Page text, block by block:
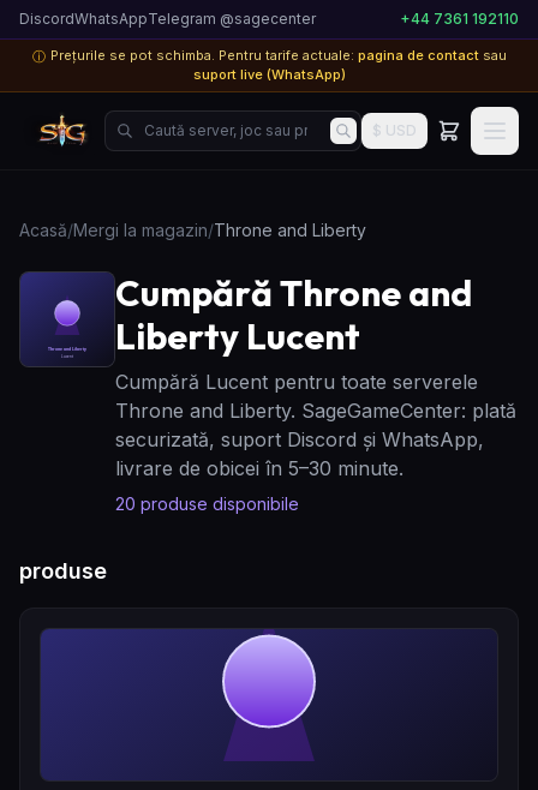
DiscordWhatsAppTelegram @sagecenter +44 7361 192110
ⓘ Prețurile se pot schimba. Pentru tarife actuale: pagina de contact sau
suport live (WhatsApp)
Caută server, joc sau produs...$ USD
Acasă/Mergi la magazin/Throne and Liberty
Cumpără Throne and
Liberty Lucent
Cumpără Lucent pentru toate serverele
Throne and Liberty. SageGameCenter: plată
securizată, suport Discord și WhatsApp,
livrare de obicei în 5–30 minute.
20 produse disponibile
produse